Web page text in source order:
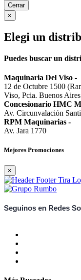
Cerrar
×
Elegi un
Puedes buscar un
Maquinaria Del Viso -
12 de Octubre 1500
Viso, Pcia. Buenos
Concesionario HMC
Av. Circunvalación
RPM Maquinarias -
Av. Jara 1770
Mejores Promociones
×
Seguinos en Redes